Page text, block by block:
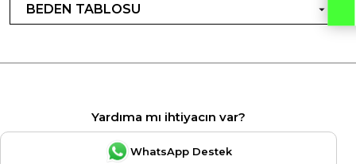
BEDEN TABLOSU
Yardıma mı ihtiyacın var?
WhatsApp Destek